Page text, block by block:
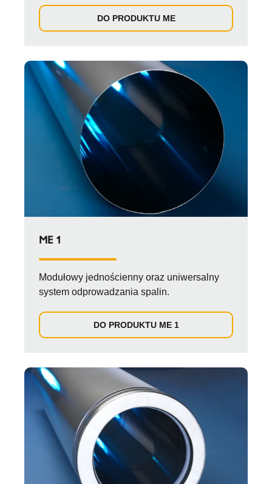
DO PRODUKTU ME
ME 1
Modułowy jednościenny oraz uniwersalny
system odprowadzania spalin.
DO PRODUKTU ME 1